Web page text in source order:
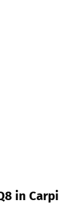
in Carpi